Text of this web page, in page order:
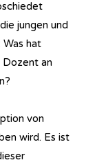
jungen und
hat
Dozent an
von
wird. Es ist